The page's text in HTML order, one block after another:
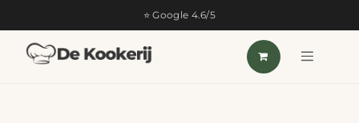
⭐ Google 4.6/5